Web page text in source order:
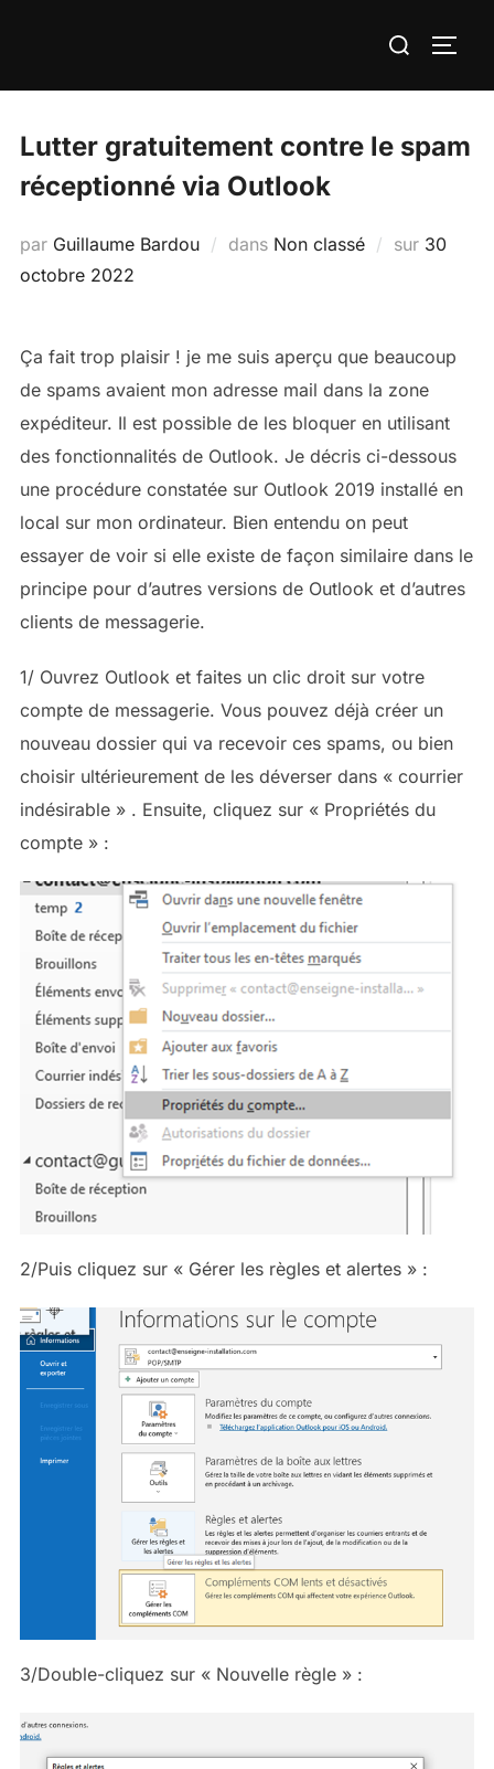
Rechercher :
Lutter gratuitement contre le spam
réceptionné via Outlook
par Guillaume Bardou dans Non classé sur Publié
30
octobre 2022
Ça fait trop plaisir ! je me suis aperçu que beaucoup
de spams avaient mon adresse mail dans la zone
expéditeur. Il est possible de les bloquer en utilisant
des fonctionnalités de Outlook. Je décris ci-dessous
une procédure constatée sur Outlook 2019 installé en
local sur mon ordinateur. Bien entendu on peut
essayer de voir si elle existe de façon similaire dans le
principe pour d’autres versions de Outlook et d’autres
clients de messagerie.
1/ Ouvrez Outlook et faites un clic droit sur votre
compte de messagerie. Vous pouvez déjà créer un
nouveau dossier qui va recevoir ces spams, ou bien
choisir ultérieurement de les déverser dans « courrier
indésirable » . Ensuite, cliquez sur « Propriétés du
compte » :
2/Puis cliquez sur « Gérer les règles et alertes » :
3/Double-cliquez sur « Nouvelle règle » :